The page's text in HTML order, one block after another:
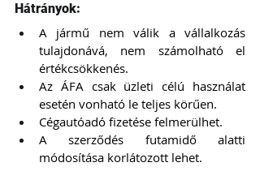
Hátrányok:
A jármű nem válik a vállalkozás
tulajdonává, nem számolható el
értékcsökkenés.
Az ÁFA csak üzleti célú használat
esetén vonható le teljes körűen.
Cégautóadó fizetése felmerülhet.
A szerződés futamidő alatti
módosítása korlátozott lehet.